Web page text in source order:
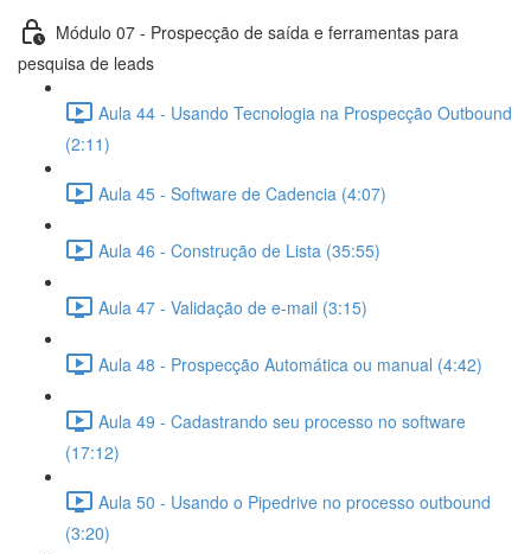
Módulo 07 - Prospecção de saída e ferramentas para
pesquisa de leads
Aula 44 - Usando Tecnologia na Prospecção Outbound
(2:11)
Aula 45 - Software de Cadencia (4:07)
Aula 46 - Construção de Lista (35:55)
Aula 47 - Validação de e-mail (3:15)
Aula 48 - Prospecção Automática ou manual (4:42)
Aula 49 - Cadastrando seu processo no software
(17:12)
Aula 50 - Usando o Pipedrive no processo outbound
(3:20)